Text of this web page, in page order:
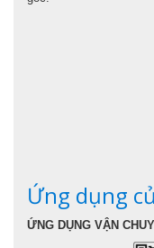
Ứng dụng
ỨNG DỤNG VẬN